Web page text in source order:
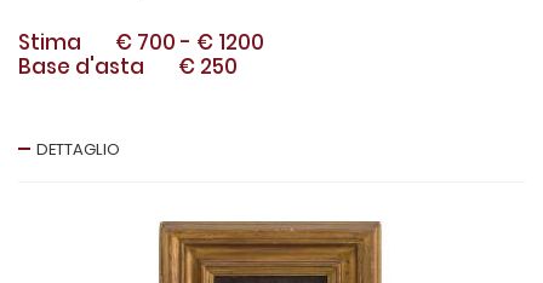
Stima € 700 - € 1200
Base d'asta
€ 250
DETTAGLIO